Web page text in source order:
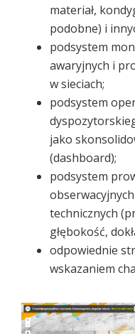
materiał,
podobne) i
podsystem
awaryjnych i
w sieciach;
podsystem
jako
(dashboard);
podsystem
technicznych
głębokość,
odpowiednie
wskazaniem